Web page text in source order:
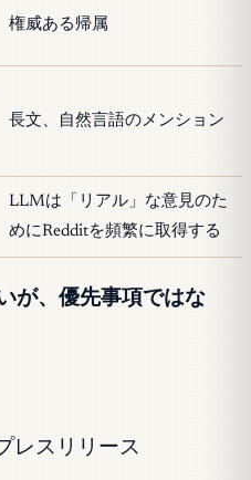
権威ある帰属
長文、自然言語のメンション
LLMは「リアル」な意見のた
めにRedditを頻繁に取得する
が、優先事項ではな
レスリリース